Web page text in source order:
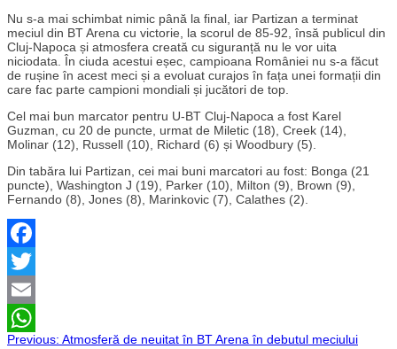
Nu s-a mai schimbat nimic până la final, iar Partizan a terminat
meciul din BT Arena cu victorie, la scorul de 85-92, însă publicul din
Cluj-Napoca și atmosfera creată cu siguranță nu le vor uita
niciodata. În ciuda acestui eșec, campioana României nu s-a făcut
de rușine în acest meci și a evoluat curajos în fața unei formații din
care fac parte campioni mondiali și jucători de top.
Cel mai bun marcator pentru U-BT Cluj-Napoca a fost Karel
Guzman, cu 20 de puncte, urmat de Miletic (18), Creek (14),
Molinar (12), Russell (10), Richard (6) și Woodbury (5).
Din tabăra lui Partizan, cei mai buni marcatori au fost: Bonga (21
puncte), Washington J (19), Parker (10), Milton (9), Brown (9),
Fernando (8), Jones (8), Marinkovic (7), Calathes (2).
Facebook
Twitter
Email
WhatsApp
Previous: Atmosferă de neuitat în BT Arena în debutul meciului